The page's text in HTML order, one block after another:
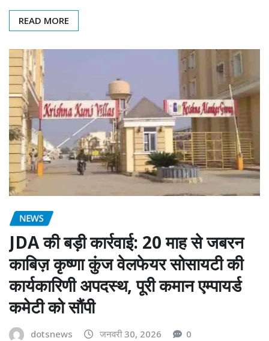
READ MORE
NEWS
JDA की बड़ी कार्रवाई: 20 माह से जबरन
काबिज़ कृष्णा कुंज वेलफेयर सोसायटी की
कार्यकारिणी अपदस्थ, पूरी कमान एम्पायर्ड
कमेटी को सौंपी
dotsnews जनवरी 30, 2026 0